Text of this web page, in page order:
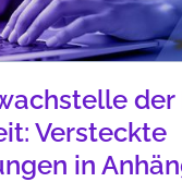
der
Versteckte
in